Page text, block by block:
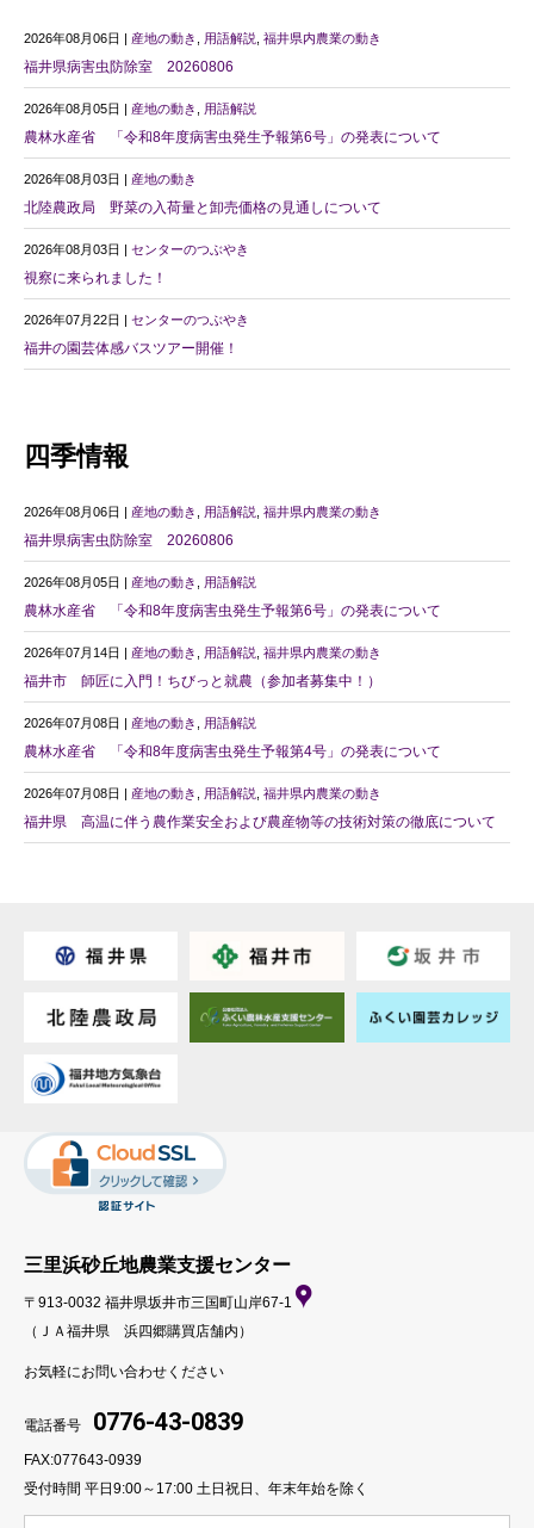
2026年08月06日 | 産地の動き 用語解説 福井県内農業の動き
福井県病害虫防除室 20260806
2026年08月05日 | 産地の動き 用語解説
農林水産省 「令和8年度病害虫発生予報第6号」の発表について
2026年08月03日 | 産地の動き
北陸農政局 野菜の入荷量と卸売価格の見通しについて
2026年08月03日 | センターのつぶやき
視察に来られました！
2026年07月22日 | センターのつぶやき
福井の園芸体感バスツアー開催！
四季情報
2026年08月06日 | 産地の動き 用語解説 福井県内農業の動き
福井県病害虫防除室 20260806
2026年08月05日 | 産地の動き 用語解説
農林水産省 「令和8年度病害虫発生予報第6号」の発表について
2026年07月14日 | 産地の動き 用語解説 福井県内農業の動き
福井市 師匠に入門！ちびっと就農（参加者募集中！）
2026年07月08日 | 産地の動き 用語解説
農林水産省 「令和8年度病害虫発生予報第4号」の発表について
2026年07月08日 | 産地の動き 用語解説 福井県内農業の動き
福井県 高温に伴う農作業安全および農産物等の技術対策の徹底について
三里浜砂丘地農業支援センター
〒913-0032 福井県坂井市三国町山岸67-1
（ＪＡ福井県 浜四郷購買店舗内）
お気軽にお問い合わせください
電話番号 0776-43-0839
FAX:077643-0939
受付時間 平日9:00～17:00 土日祝日、年末年始を除く